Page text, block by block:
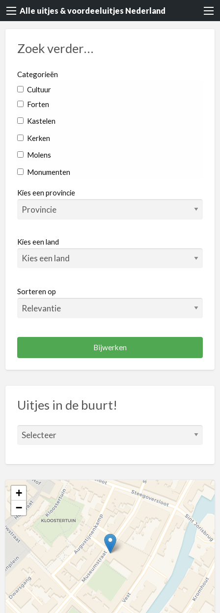
Alle uitjes & voordeeluitjes Nederland
Zoek verder…
Categorieën
Cultuur
Forten
Kastelen
Kerken
Molens
Monumenten
Rondvaart
Dieren & Natuur
Dierentuinen
Kinderboerderij
Recreatiegebieden
Tuinen
Kookstudio's
Theater
Evenementen
Februari
Januari
Juli
Juni
Maart
Mei
November
Kies een provincie
Kies een land
Sorteren op
Uitjes in de buurt!
+
−
Kaart laden